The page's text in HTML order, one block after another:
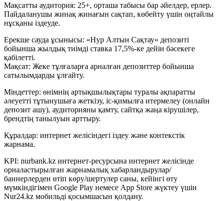
Мақсатты аудитория: 25+, орташа табысы бар әйелдер, ерлер.
Пайдаланушы жинақ жинағын сақтап, көбейту үшін оңтайлы
нұсқаны іздеуде.
Ерекше сауда ұсынысы: «Нур Алтын Сақтау» депозиті
бойынша жылдық тиімді ставка 17,5%-ке дейін бәсекеге
қабілетті.
Мақсат: Жеке тұлғаларға арналған депозиттер бойынша
сатылымдарды ұлғайту.
Міндеттер: өнімнің артықшылықтары туралы ақпаратты
әлеуетті тұтынушыға жеткізу, іс-қимылға итермелеу (онлайн
депозит ашу), аудиторияны қамту, сайтқа жаңа кірушілер,
брендтің танылуын арттыру.
Құралдар: интернет желісіндегі іздеу және контекстік
жарнама.
KPI: nurbank.kz интернет-ресурсына интернет желісінде
орналастырылған жарнамалық хабарландырулар/
баннерлерден өтіп көру/шертулер саны, кейінгі өту
мүмкіндігімен Google Play немесе App Store жүктеу үшін
Nur24.kz мобильді қосымшасын қолдану.